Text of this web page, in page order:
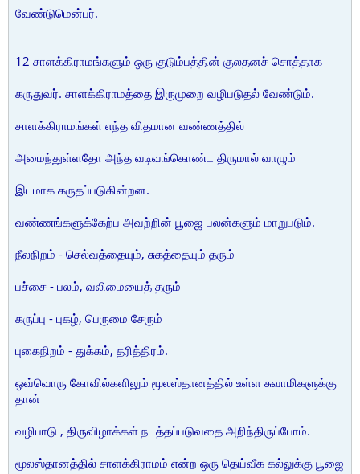
வேண்டுமென்பர்.
12 சாளக்கிராமங்களும் ஒரு குடும்பத்தின் குலதனச் சொத்தாக
கருதுவர். சாளக்கிராமத்தை இருமுறை வழிபடுதல் வேண்டும்.
சாளக்கிராமங்கள் எந்த விதமான வண்ணத்தில்
அமைந்துள்ளதோ அந்த வடிவங்கொண்ட திருமால் வாழும்
இடமாக கருதப்படுகின்றன.
வண்ணங்களுக்கேற்ப அவற்றின் பூஜை பலன்களும் மாறுபடும்.
நீலநிறம் - செல்வத்தையும், சுகத்தையும் தரும்
பச்சை - பலம், வலிமையைத் தரும்
கருப்பு - புகழ், பெருமை சேரும்
புகைநிறம் - துக்கம், தரித்திரம்.
ஒவ்வொரு கோவில்களிலும் மூலஸ்தானத்தில் உள்ள சுவாமிகளுக்கு
தான்
வழிபாடு , திருவிழாக்கள் நடத்தப்படுவதை அறிந்திருப்போம்.
மூலஸ்தானத்தில் சாளக்கிராமம் என்ற ஒரு தெய்வீக கல்லுக்கு பூஜை